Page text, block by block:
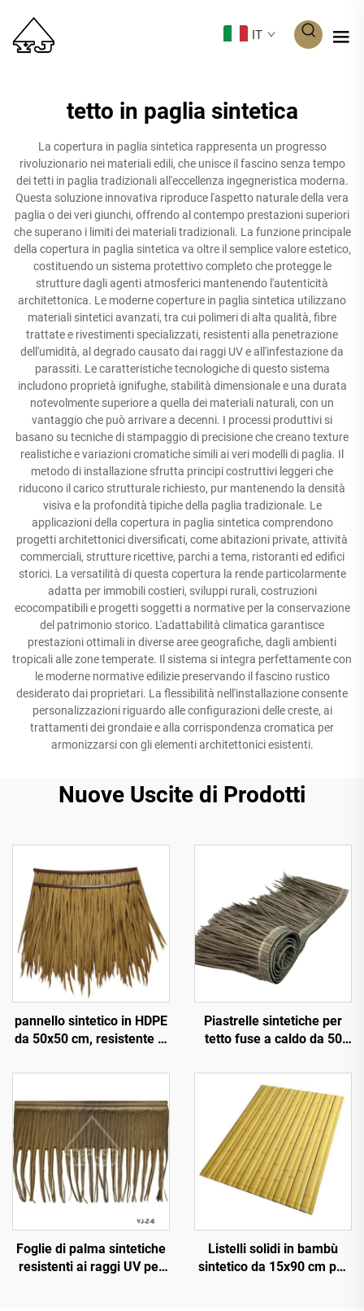
IT
tetto in paglia sintetica
La copertura in paglia sintetica rappresenta un progresso
rivoluzionario nei materiali edili, che unisce il fascino senza tempo
dei tetti in paglia tradizionali all'eccellenza ingegneristica moderna.
Questa soluzione innovativa riproduce l'aspetto naturale della vera
paglia o dei veri giunchi, offrendo al contempo prestazioni superiori
che superano i limiti dei materiali tradizionali. La funzione principale
della copertura in paglia sintetica va oltre il semplice valore estetico,
costituendo un sistema protettivo completo che protegge le
strutture dagli agenti atmosferici mantenendo l'autenticità
architettonica. Le moderne coperture in paglia sintetica utilizzano
materiali sintetici avanzati, tra cui polimeri di alta qualità, fibre
trattate e rivestimenti specializzati, resistenti alla penetrazione
dell'umidità, al degrado causato dai raggi UV e all'infestazione da
parassiti. Le caratteristiche tecnologiche di questo sistema
includono proprietà ignifughe, stabilità dimensionale e una durata
notevolmente superiore a quella dei materiali naturali, con un
vantaggio che può arrivare a decenni. I processi produttivi si
basano su tecniche di stampaggio di precisione che creano texture
realistiche e variazioni cromatiche simili ai veri modelli di paglia. Il
metodo di installazione sfrutta principi costruttivi leggeri che
riducono il carico strutturale richiesto, pur mantenendo la densità
visiva e la profondità tipiche della paglia tradizionale. Le
applicazioni della copertura in paglia sintetica comprendono
progetti architettonici diversificati, come abitazioni private, attività
commerciali, strutture ricettive, parchi a tema, ristoranti ed edifici
storici. La versatilità di questa copertura la rende particolarmente
adatta per immobili costieri, sviluppi rurali, costruzioni
ecocompatibili e progetti soggetti a normative per la conservazione
del patrimonio storico. L'adattabilità climatica garantisce
prestazioni ottimali in diverse aree geografiche, dagli ambienti
tropicali alle zone temperate. Il sistema si integra perfettamente con
le moderne normative edilizie preservando il fascino rustico
desiderato dai proprietari. La flessibilità nell'installazione consente
personalizzazioni riguardo alle configurazioni delle creste, ai
trattamenti dei grondaie e alla corrispondenza cromatica per
armonizzarsi con gli elementi architettonici esistenti.
Nuove Uscite di Prodotti
pannello sintetico in HDPE
da 50x50 cm, resistente ai
tetti di resort tropicali
Piastrelle sintetiche per
tetto fuse a caldo da 50
fuoco migliorata
Foglie di palma sintetiche
resistenti ai raggi UV per
Listelli solidi in bambù
sintetico da 15x90 cm per